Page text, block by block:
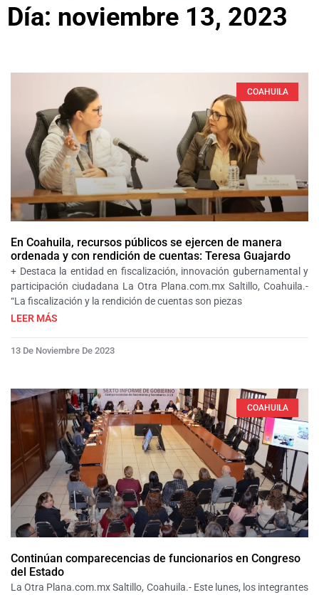
Día: noviembre 13, 2023
COAHUILA
En Coahuila, recursos públicos se ejercen de manera
ordenada y con rendición de cuentas: Teresa Guajardo
+ Destaca la entidad en fiscalización, innovación gubernamental y
participación ciudadana La Otra Plana.com.mx Saltillo, Coahuila.-
“La fiscalización y la rendición de cuentas son piezas
LEER MÁS
13 De Noviembre De 2023
COAHUILA
Continúan comparecencias de funcionarios en Congreso
del Estado
La Otra Plana.com.mx Saltillo, Coahuila.- Este lunes, los integrantes